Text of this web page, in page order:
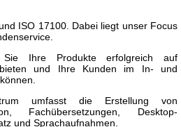
ISO 17100. Dabei liegt unser Focus
Ihre Produkte erfolgreich auf
und Ihre Kunden im In- und
umfasst die Erstellung von
Fachübersetzungen, Desktop-
und Sprachaufnahmen.